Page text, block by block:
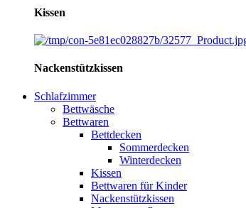
Kissen
Nackenstützkissen
Schlafzimmer
Bettwäsche
Bettwaren
Bettdecken
Sommerdecken
Winterdecken
Kissen
Bettwaren für Kinder
Nackenstützkissen